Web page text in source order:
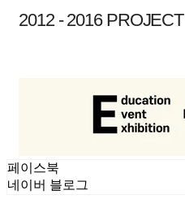
2012 - 2016 PROJECT
페이스북
네이버 블로그